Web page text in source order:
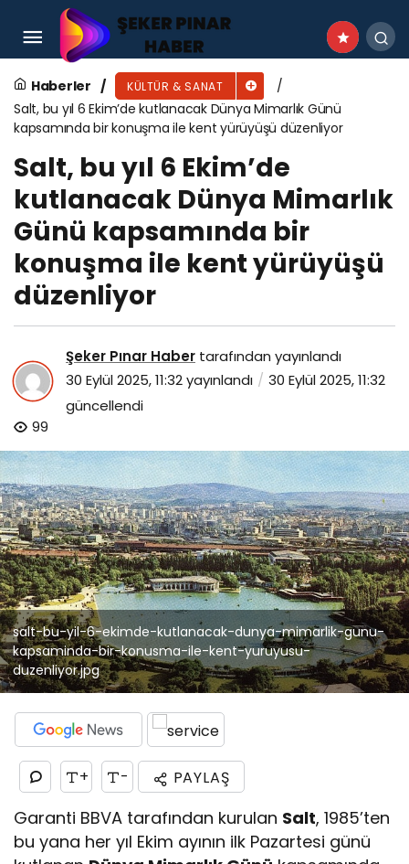
Haberler KÜLTÜR & SANAT
Salt, bu yıl 6 Ekim’de kutlanacak Dünya Mimarlık Günü
kapsamında bir konuşma ile kent yürüyüşü düzenliyor
Salt, bu yıl 6 Ekim’de
kutlanacak Dünya Mimarlık
Günü kapsamında bir
konuşma ile kent yürüyüşü
düzenliyor
Şeker Pınar Haber tarafından yayınlandı
30 Eylül 2025, 11:32yayınlandı
30 Eylül 2025, 11:32
güncellendi
99
salt-bu-yil-6-ekimde-kutlanacak-dunya-mimarlik-gunu-
kapsaminda-bir-konusma-ile-kent-yuruyusu-
duzenliyor.jpg
+ - PAYLAŞ
Garanti BBVA tarafından kurulan Salt, 1985’ten
bu yana her yıl Ekim ayının ilk Pazartesi günü
Başkan Altay Meydan Evleri’nde Sergileri ve
Esnafları Ziyaret Etti